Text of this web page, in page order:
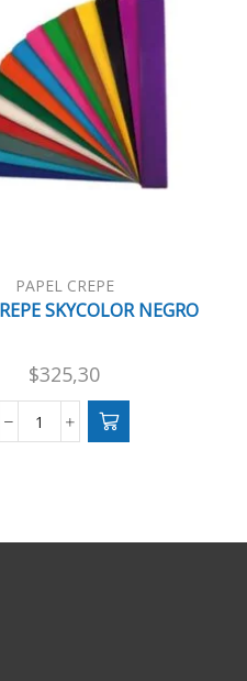
PAPEL CREPE
SKYCOLOR NEGRO
$325,30
PAPEL